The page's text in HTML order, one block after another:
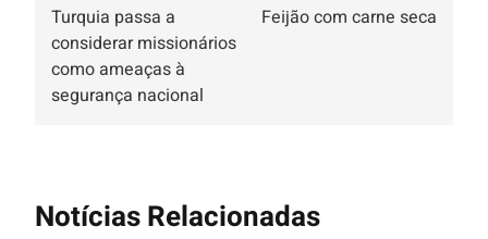
Turquia passa a
considerar missionários
como ameaças à
segurança nacional
Feijão com carne seca
Notícias Relacionadas